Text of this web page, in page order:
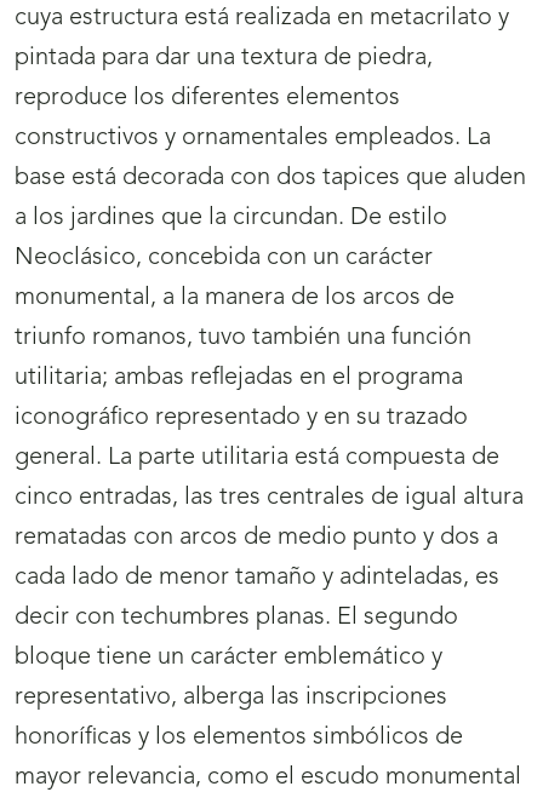
cuya estructura está realizada en metacrilato y
pintada para dar una textura de piedra,
reproduce los diferentes elementos
constructivos y ornamentales empleados. La
base está decorada con dos tapices que aluden
a los jardines que la circundan. De estilo
Neoclásico, concebida con un carácter
monumental, a la manera de los arcos de
triunfo romanos, tuvo también una función
utilitaria; ambas reflejadas en el programa
iconográfico representado y en su trazado
general. La parte utilitaria está compuesta de
cinco entradas, las tres centrales de igual altura
rematadas con arcos de medio punto y dos a
cada lado de menor tamaño y adinteladas, es
decir con techumbres planas. El segundo
bloque tiene un carácter emblemático y
representativo, alberga las inscripciones
honoríficas y los elementos simbólicos de
mayor relevancia, como el escudo monumental